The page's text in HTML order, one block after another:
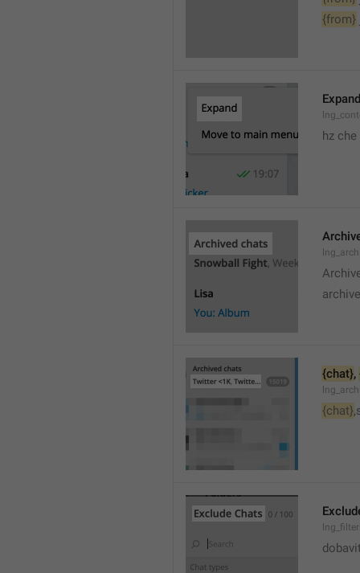
{from}
Expand
hz
{chat},
{chat}